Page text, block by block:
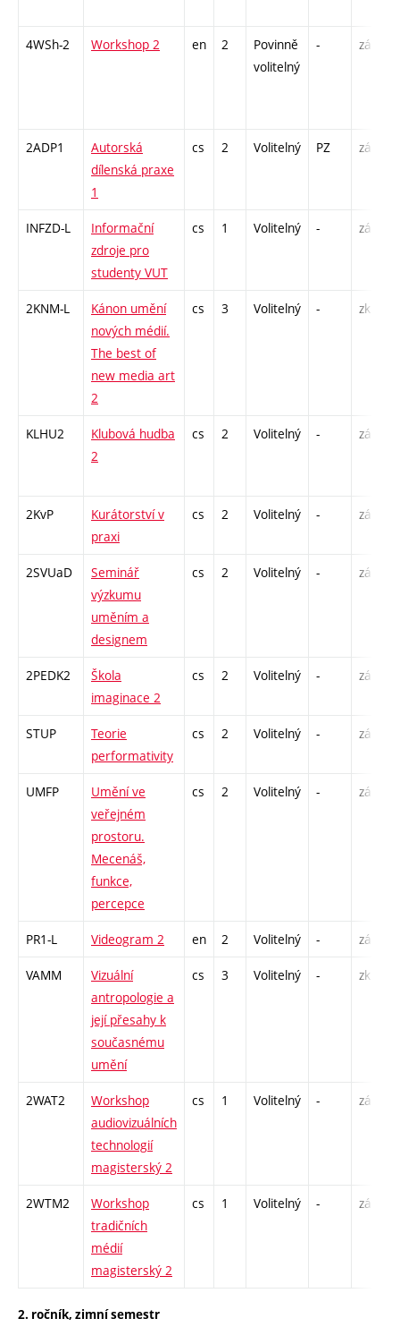
4WSh-2 Workshop 2 en 2
Povinně
volitelný
- zá
2ADP1
Autorská
dílenská praxe
1
cs 2 Volitelný PZ zá
INFZD-L
Informační
zdroje pro
studenty VUT
cs 1 Volitelný - zá
2KNM-L
Kánon umění
nových médií.
The best of
new media art
2
cs 3 Volitelný - zk
KLHU2
Klubová hudba
2
cs 2 Volitelný - zá
2KvP
Kurátorství v
praxi
cs 2 Volitelný - zá
2SVUaD
Seminář
výzkumu
uměním a
designem
cs 2 Volitelný - zá
2PEDK2
Škola
imaginace 2
cs 2 Volitelný - zá
STUP
Teorie
performativity
cs 2 Volitelný - zá
UMFP
Umění ve
veřejném
prostoru.
Mecenáš,
funkce,
percepce
cs 2 Volitelný - zá
PR1-L Videogram 2 en 2 Volitelný - zá
VAMM
Vizuální
antropologie a
její přesahy k
současnému
umění
cs 3 Volitelný - zk
2WAT2
Workshop
audiovizuálních
technologií
magisterský 2
cs 1 Volitelný - zá
2WTM2
Workshop
tradičních
médií
magisterský 2
cs 1 Volitelný - zá
2. ročník, zimní semestr